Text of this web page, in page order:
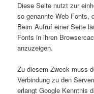
Diese Seite nutzt zur
so genannte Web Fonts,
Beim Aufruf einer Seite
Fonts in ihren
anzuzeigen.
Zu diesem Zweck muss
Verbindung zu den
erlangt Google Kenntnis